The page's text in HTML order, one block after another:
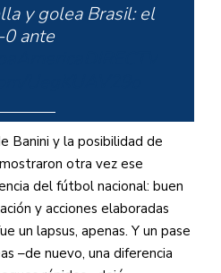
y golea Brasil: el
ante
Sports
July 10, 2022
Banini y la posibilidad de
otra vez ese
del fútbol nacional: buen
y acciones elaboradas
un lapsus, apenas. Y un pase
–de nuevo, una diferencia